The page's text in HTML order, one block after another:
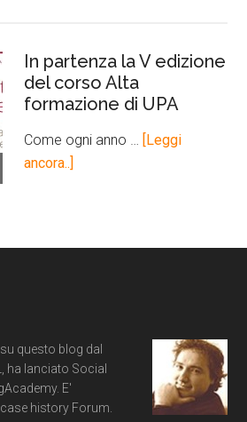
In partenza la V edizione
del corso Alta
formazione di UPA
Come ogni anno …
[Leggi
ancora..]
questo blog dal
ha lanciato Social
E'
history Forum.